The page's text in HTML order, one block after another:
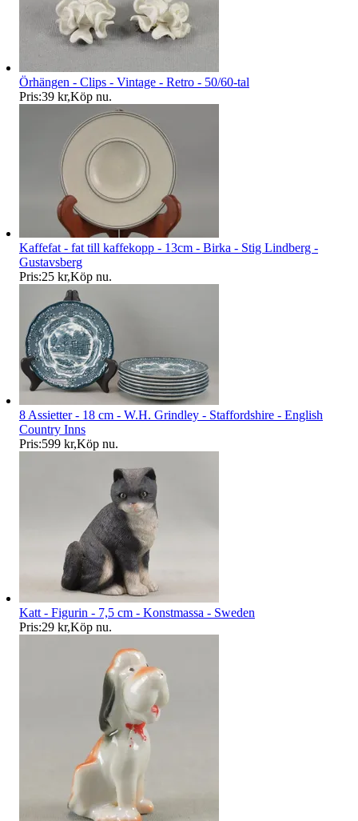
Örhängen - Clips - Vintage - Retro - 50/60-tal
Pris:39 kr,Köp nu.
Kaffefat - fat till kaffekopp - 13cm - Birka - Stig Lindberg -
Gustavsberg
Pris:25 kr,Köp nu.
8 Assietter - 18 cm - W.H. Grindley - Staffordshire - English
Country Inns
Pris:599 kr,Köp nu.
Katt - Figurin - 7,5 cm - Konstmassa - Sweden
Pris:29 kr,Köp nu.